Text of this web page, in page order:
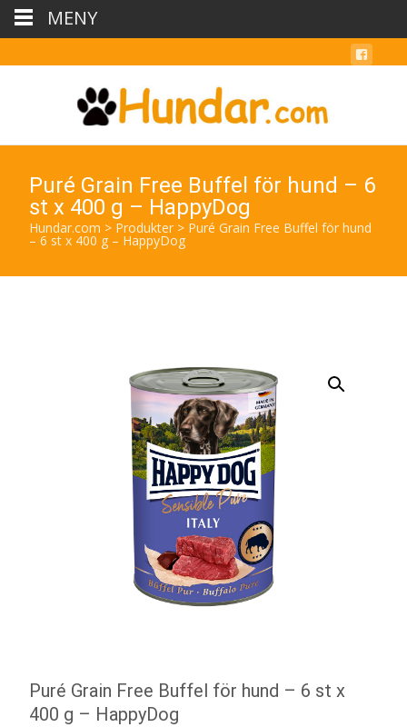
Puré Grain Free Buffel för hund – 6
st x 400 g – HappyDog
Hundar.com > Produkter > Puré Grain Free Buffel för hund
– 6 st x 400 g – HappyDog
Puré Grain Free Buffel för hund – 6 st x
400 g – HappyDog
MENY